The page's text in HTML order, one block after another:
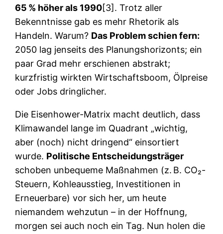
65 % höher als 1990[3]. Trotz aller
Bekenntnisse gab es mehr Rhetorik als
Handeln. Warum? Das Problem schien fern:
2050 lag jenseits des Planungshorizonts; ein
paar Grad mehr erschienen abstrakt;
kurzfristig wirkten Wirtschaftsboom, Ölpreise
oder Jobs dringlicher.
Die Eisenhower-Matrix macht deutlich, dass
Klimawandel lange im Quadrant „wichtig,
aber (noch) nicht dringend“ einsortiert
wurde. Politische Entscheidungsträger
schoben unbequeme Maßnahmen (z. B. CO₂-
Steuern, Kohleausstieg, Investitionen in
Erneuerbare) vor sich her, um heute
niemandem wehzutun – in der Hoffnung,
morgen sei auch noch ein Tag. Nun holen die